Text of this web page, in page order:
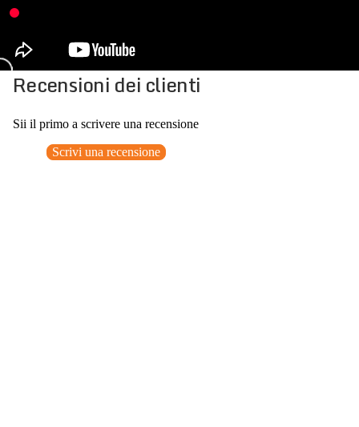
Recensioni dei clienti
Sii il primo a scrivere una recensione
Scrivi una recensione